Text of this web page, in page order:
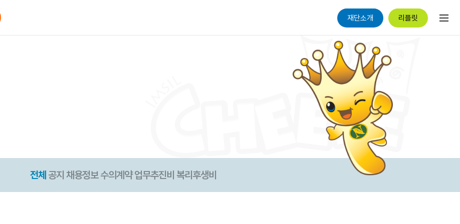
재단소개 리플릿
전체 공지 채용정보 수의계약 업무추진비 복리후생비